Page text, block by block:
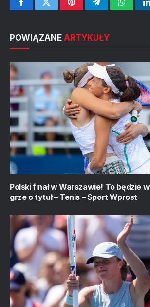
FacebookTwitterPinterestTelegram
POWIĄZANE ARTYKUŁY
Polski finał w Warszawie! To będzie
grze o tytuł – Tenis – Sport Wprost